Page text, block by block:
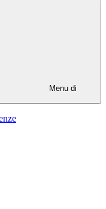
Menu di